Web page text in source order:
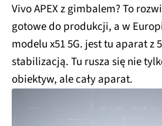
Vivo APEX z gimbalem? To
gotowe do produkcji, a w
modelu x51 5G. jest tu aparat z
stabilizacją. Tu rusza się nie
obiektyw, ale cały aparat.